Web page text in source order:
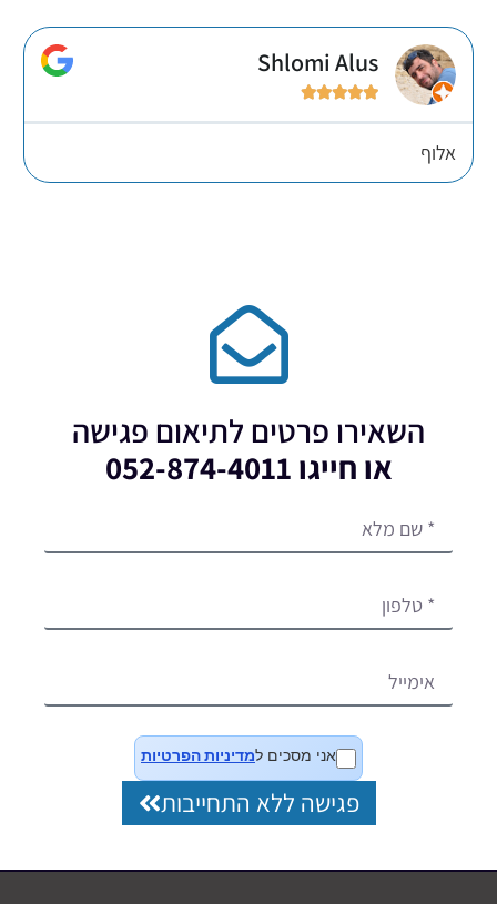
Shlomi Alus





אלוף
השאירו פרטים לתיאום פגישה
או חייגו 052-874-4011
אני מסכים למדיניות הפרטיות
פגישה ללא התחייבות